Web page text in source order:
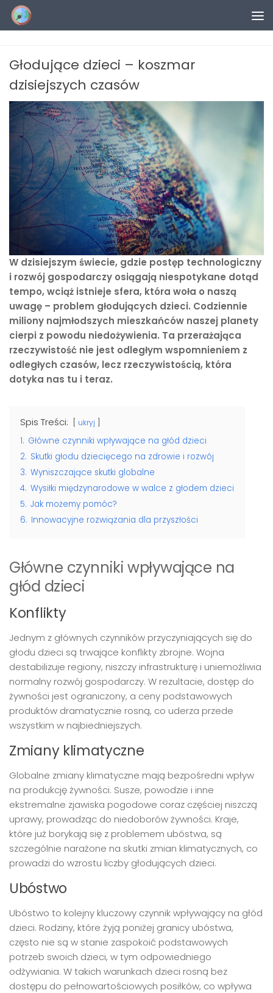
Przejdź do treści
Głodujące dzieci – koszmar
dzisiejszych czasów
W dzisiejszym świecie, gdzie postęp technologiczny
i rozwój gospodarczy osiągają niespotykane dotąd
tempo, wciąż istnieje sfera, która woła o naszą
uwagę – problem głodujących dzieci. Codziennie
miliony najmłodszych mieszkańców naszej planety
cierpi z powodu niedożywienia. Ta przerażająca
rzeczywistość nie jest odległym wspomnieniem z
odległych czasów, lecz rzeczywistością, która
dotyka nas tu i teraz.
Spis Treści: ukryj
1. Główne czynniki wpływające na głód dzieci
2. Skutki głodu dziecięcego na zdrowie i rozwój
3. Wyniszczające skutki globalne
4. Wysiłki międzynarodowe w walce z głodem dzieci
5. Jak możemy pomóc?
6. Innowacyjne rozwiązania dla przyszłości
Główne czynniki wpływające na
głód dzieci
Konflikty
Jednym z głównych czynników przyczyniających się do
głodu dzieci są trwające konflikty zbrojne. Wojna
destabilizuje regiony, niszczy infrastrukturę i uniemożliwia
normalny rozwój gospodarczy. W rezultacie, dostęp do
żywności jest ograniczony, a ceny podstawowych
produktów dramatycznie rosną, co uderza przede
wszystkim w najbiedniejszych.
Zmiany klimatyczne
Globalne zmiany klimatyczne mają bezpośredni wpływ
na produkcję żywności. Susze, powodzie i inne
ekstremalne zjawiska pogodowe coraz częściej niszczą
uprawy, prowadząc do niedoborów żywności. Kraje,
które już borykają się z problemem ubóstwa, są
szczególnie narażone na skutki zmian klimatycznych, co
prowadzi do wzrostu liczby głodujących dzieci.
Ubóstwo
Ubóstwo to kolejny kluczowy czynnik wpływający na głód
dzieci. Rodziny, które żyją poniżej granicy ubóstwa,
często nie są w stanie zaspokoić podstawowych
potrzeb swoich dzieci, w tym odpowiedniego
odżywiania. W takich warunkach dzieci rosną bez
dostępu do pełnowartościowych posiłków, co wpływa